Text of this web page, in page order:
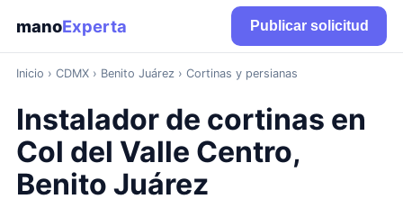
manoExperta Publicar solicitud
Inicio › CDMX› Benito Juárez › Cortinas y persianas
Instalador de cortinas en
Col del Valle Centro,
Benito Juárez